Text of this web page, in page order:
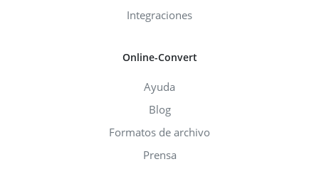
Integraciones
Online-Convert
Ayuda
Blog
Formatos de archivo
Prensa